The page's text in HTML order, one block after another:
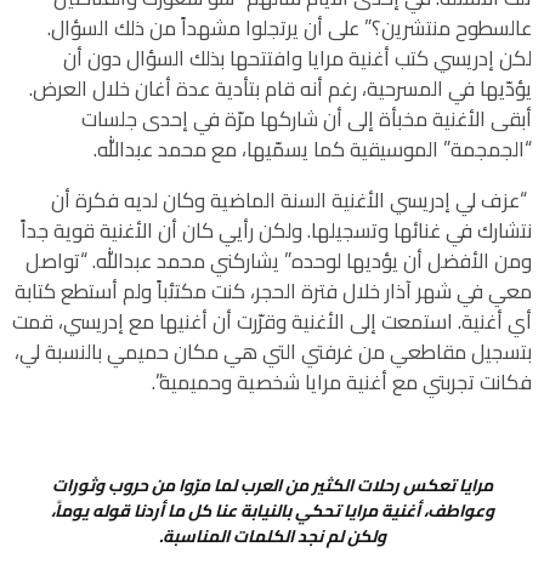
عالسطوح منتشرين؟” على أن يرتجلوا مشهداً من ذلك السؤال.
لكن إدريسي كتب أغنية مرايا وافتتحها بذلك السؤال دون أن
يؤدّيها في المسرحية، رغم أنه قام بتأدية عدة أغان خلال العرض.
أبقى الأغنية مخبأة إلى أن شاركها مرّة في إحدى جلسات
“الجمجمة” الموسيقية كما يسمّيها، مع محمد عبدالله.
“عزف لي إدريسي الأغنية السنة الماضية وكان لديه فكرة أن
نتشارك في غنائها وتسجيلها. ولكن رأيي كان أن الأغنية قوية جداً
ومن الأفضل أن يؤديها لوحده” يشاركني محمد عبدالله. “تواصل
معي في شهر آذار خلال فترة الحجر، كنت مكتئباً ولم أستطع كتابة
أي أغنية. استمعت إلى الأغنية وقرّرت أن أغنيها مع إدريسي، قمت
بتسجيل مقاطعي من غرفتي التي هي مكان حميمي بالنسبة لي،
فكانت تجربتي مع أغنية مرايا شخصية وحميمية”.
مرايا تعكس رحلات الكثير من العرب لما مرّوا من حروب وثورات
وعواطف، أغنية مرايا تحكي بالنيابة عنا كل ما أردنا قوله يوماً،
ولكن لم نجد الكلمات المناسبة.